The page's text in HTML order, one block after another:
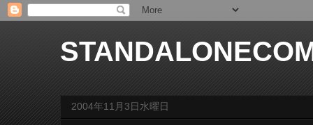
2004年11月3日水曜日